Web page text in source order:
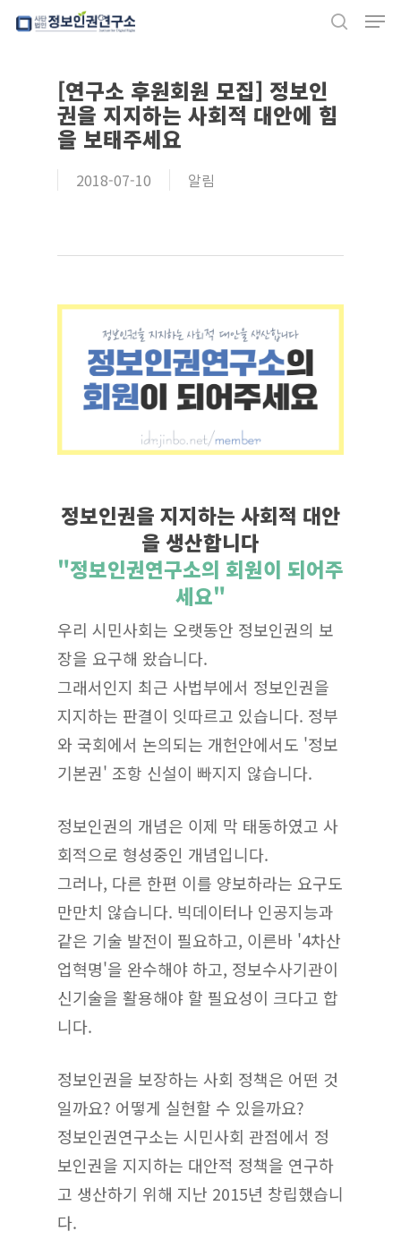
Skip
content[연구소 후원회원 모집] 정보인
권을 지지하는 사회적 대안에 힘
을 보태주세요
2018-07-10 알림
정보인권을 지지하는 사회적 대안
을 생산합니다
"정보인권연구소의 회원이 되어주
세요"
우리 시민사회는 오랫동안 정보인권의 보
장을 요구해 왔습니다.
그래서인지 최근 사법부에서 정보인권을
지지하는 판결이 잇따르고 있습니다. 정부
와 국회에서 논의되는 개헌안에서도 '정보
기본권' 조항 신설이 빠지지 않습니다.
정보인권의 개념은 이제 막 태동하였고 사
회적으로 형성중인 개념입니다.
그러나, 다른 한편 이를 양보하라는 요구도
만만치 않습니다. 빅데이터나 인공지능과
같은 기술 발전이 필요하고, 이른바 '4차산
업혁명'을 완수해야 하고, 정보수사기관이
신기술을 활용해야 할 필요성이 크다고 합
니다.
정보인권을 보장하는 사회 정책은 어떤 것
일까요? 어떻게 실현할 수 있을까요?
정보인권연구소는 시민사회 관점에서 정
보인권을 지지하는 대안적 정책을 연구하
고 생산하기 위해 지난 2015년 창립했습니
다.